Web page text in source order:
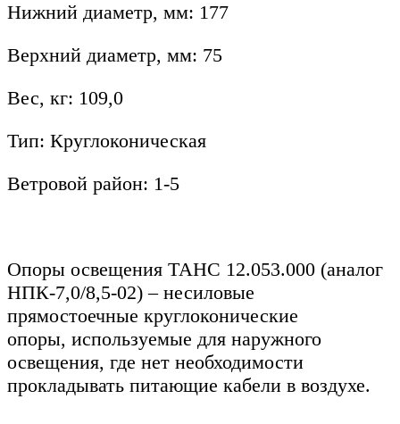
Нижний диаметр, мм: 177
Верхний диаметр, мм: 75
Вес, кг: 109,0
Тип: Круглоконическая
Ветровой район: 1-5
Опоры освещения ТАНС 12.053.000 (аналог
НПК-7,0/8,5-02)– несиловые
прямостоечные круглоконические
опоры, используемые для наружного
освещения, где нет необходимости
прокладывать питающие кабели в воздухе.